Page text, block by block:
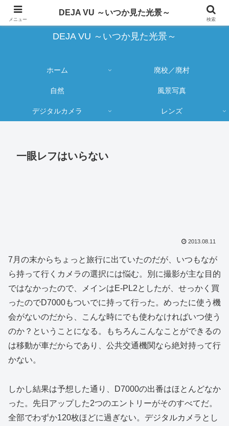
蔵出し写真の大売り出しとカメラ物欲のブログ
DEJA VU ～いつか見た光景～
ホーム 廃校／廃村
自然 風景写真
デジタルカメラ レンズ
一眼レフはいらない
2013.08.11
7月の末からちょっと旅行に出ていたのだが、いつもなが
ら持って行くカメラの選択には悩む。別に撮影が主な目的
ではなかったので、メインはE-PL2としたが、せっかく買
ったのでD7000もついでに持って行った。めったに使う機
会がないのだから、こんな時にでも使わなければいつ使う
のか？ということになる。もちろんこんなことができるの
は移動が車だからであり、公共交通機関なら絶対持って行
かない。
しかし結果は予想した通り、D7000の出番はほとんどなか
った。先日アップした2つのエントリーがそのすべてだ。
全部でわずか120枚ほどに過ぎない。デジタルカメラとし
メニュー
DEJA VU ～いつか見た光景～
検索